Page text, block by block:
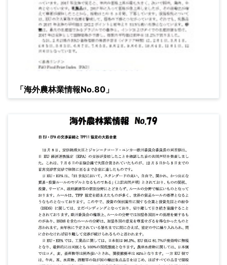
「海外農林業情報No.80」